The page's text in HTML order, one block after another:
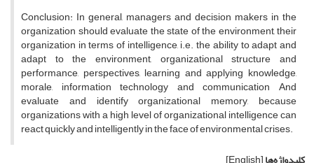
Conclusion: In general, managers and decision makers in the
organization should evaluate the state of the environment, their
organization in terms of intelligence, i.e. the ability to adapt and
adapt to the environment, organizational structure and
performance, perspectives, learning and applying knowledge,
morale, information technology and communication And
evaluate and identify organizational memory, because
organizations with a high level of organizational intelligence can
react quickly and intelligently in the face of environmental crises.